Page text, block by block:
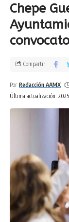
Chepe
Última actualización:
Por Redacción AAMX
Compartir